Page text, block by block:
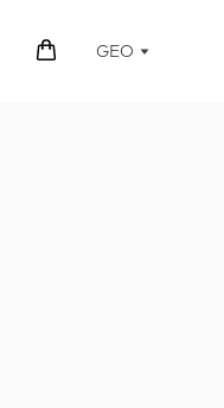
GEO